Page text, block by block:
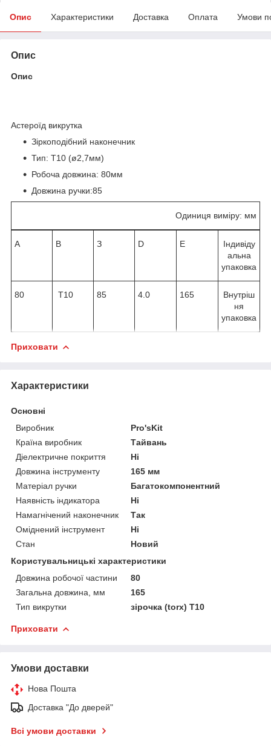
Опис Характеристики Доставка Оплата Умови
Опис
Опис
Астероїд викрутка
Зіркоподібний наконечник
Тип: T10 (ø2,7мм)
Робоча довжина: 80мм
Довжина ручки:85
Одиниця виміру: мм
A B З D E
Індивіду
альна
упаковка
80 T10 85 4.0 165
Внутріш
ня
упаковка
Приховати
Характеристики
Основні
Виробник
Pro'sKit
Країна виробник
Тайвань
Діелектричне покриття
Ні
Довжина інструменту
165 мм
Матеріал ручки
Багатокомпонентний
Наявність індикатора
Ні
Намагнічений наконечник
Так
Оміднений інструмент
Ні
Стан
Новий
Користувальницькі характеристики
Довжина робочої частини
80
Загальна довжина, мм
165
Тип викрутки
зірочка (torx) T10
Приховати
Умови доставки
Нова Пошта
Доставка "До дверей"
Всі умови доставки